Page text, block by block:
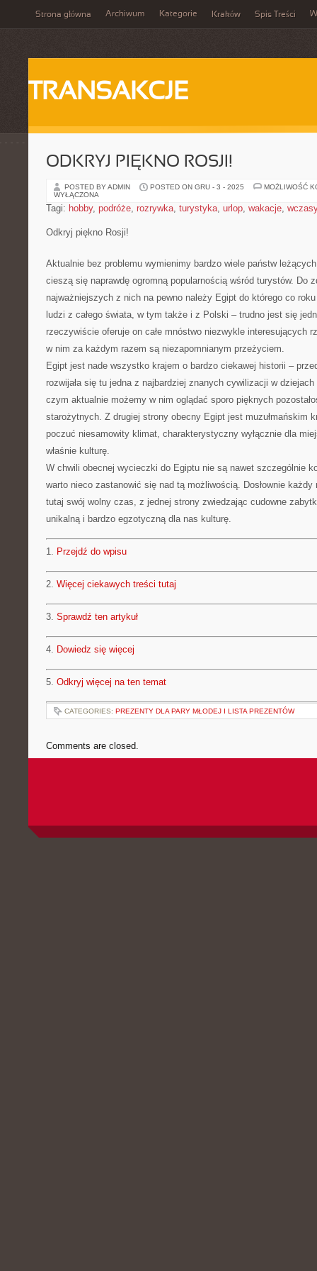
Strona główna Archiwum Kategorie Kraków Spis Treści
TRANSAKCJE
ODKRYJ PIĘKNO ROSJI!
POSTED BY ADMIN POSTED ON GRU - 3 - 2025
MOŻLIWOŚĆ
WYŁĄCZONA
Tagi: hobby, podróże, rozrywka, turystyka, urlop, wakacje,
Odkryj piękno Rosji!
Aktualnie bez problemu wymienimy bardzo wiele państw
cieszą się naprawdę ogromną popularnością wśród turystów. Do
najważniejszych z nich na pewno należy Egipt do którego co
ludzi z całego świata, w tym także i z Polski – trudno jest się
rzeczywiście oferuje on całe mnóstwo niezwykle interesujących
w nim za każdym razem są niezapomnianym przeżyciem.
Egipt jest nade wszystko krajem o bardzo ciekawej historii –
rozwijała się tu jedna z najbardziej znanych cywilizacji w
czym aktualnie możemy w nim oglądać sporo pięknych
starożytnych. Z drugiej strony obecny Egipt jest muzułmańskim
poczuć niesamowity klimat, charakterystyczny wyłącznie dla
właśnie kulturę.
W chwili obecnej wycieczki do Egiptu nie są nawet szczególnie
warto nieco zastanowić się nad tą możliwością. Dosłownie każdy
tutaj swój wolny czas, z jednej strony zwiedzając cudowne
unikalną i bardzo egzotyczną dla nas kulturę.
1. Przejdź do wpisu
2. Więcej ciekawych treści tutaj
3. Sprawdź ten artykuł
4. Dowiedz się więcej
5. Odkryj więcej na ten temat
CATEGORIES: PREZENTY DLA PARY MŁODEJ I LISTA PREZENTÓW
Comments are closed.